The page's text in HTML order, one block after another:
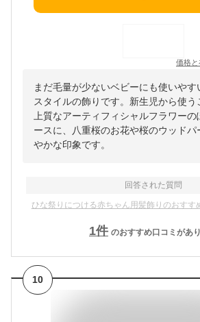
価格と
まだ毛量が少ないベビーにも使いやす
スタイルの飾りです。新生児から使う
上質なアーティフィシャルフラワー
ースに、八重桜のお花や桜のウッド
やかな印象です。
回答された質問
ひな祭りにつける赤ちゃん用髪飾りのおすす
1件 のおすすめ口コミがあ
10